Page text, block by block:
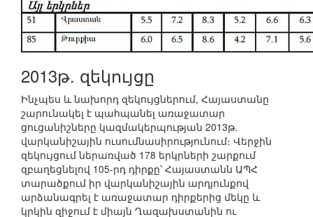
2013թ. զեկույցը
Ինչպես և նախորդ զեկույցներում, Հայաստանը
շարունակել է պահպանել առաջատար
ցուցանիշները կազմակերպության 2013թ.
վարկանիշային ուսումնասիրությունում։ Վերջին
զեկույցում ներառված 178 երկրների շարքում
զբաղեցնելով 105-րդ դիրքը՝ Հայաստանն ԱՊՀ
տարածքում իր վարկանիշային արդյունքով
արձանագրել է առաջատար դիրքերից մեկը և
կրկին զիջում է միայն Ղազախստանին ու